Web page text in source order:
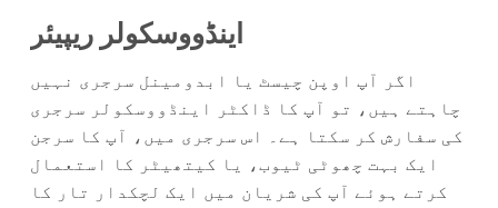
اینڈووسکولر ریپیئر
اگر آپ اوپن چیسٹ یا ابدومینل سرجری نہیں
چاہتے ہیں، تو آپ کا ڈاکٹر اینڈووسکولر سرجری
کی سفارش کر سکتا ہے۔ اس سرجری میں، آپ کا سرجن
ایک بہت چھوٹی ٹیوب، یا کیتھیٹر کا استعمال
کرتے ہوئے آپ کی شریان میں ایک لچکدار تار کا